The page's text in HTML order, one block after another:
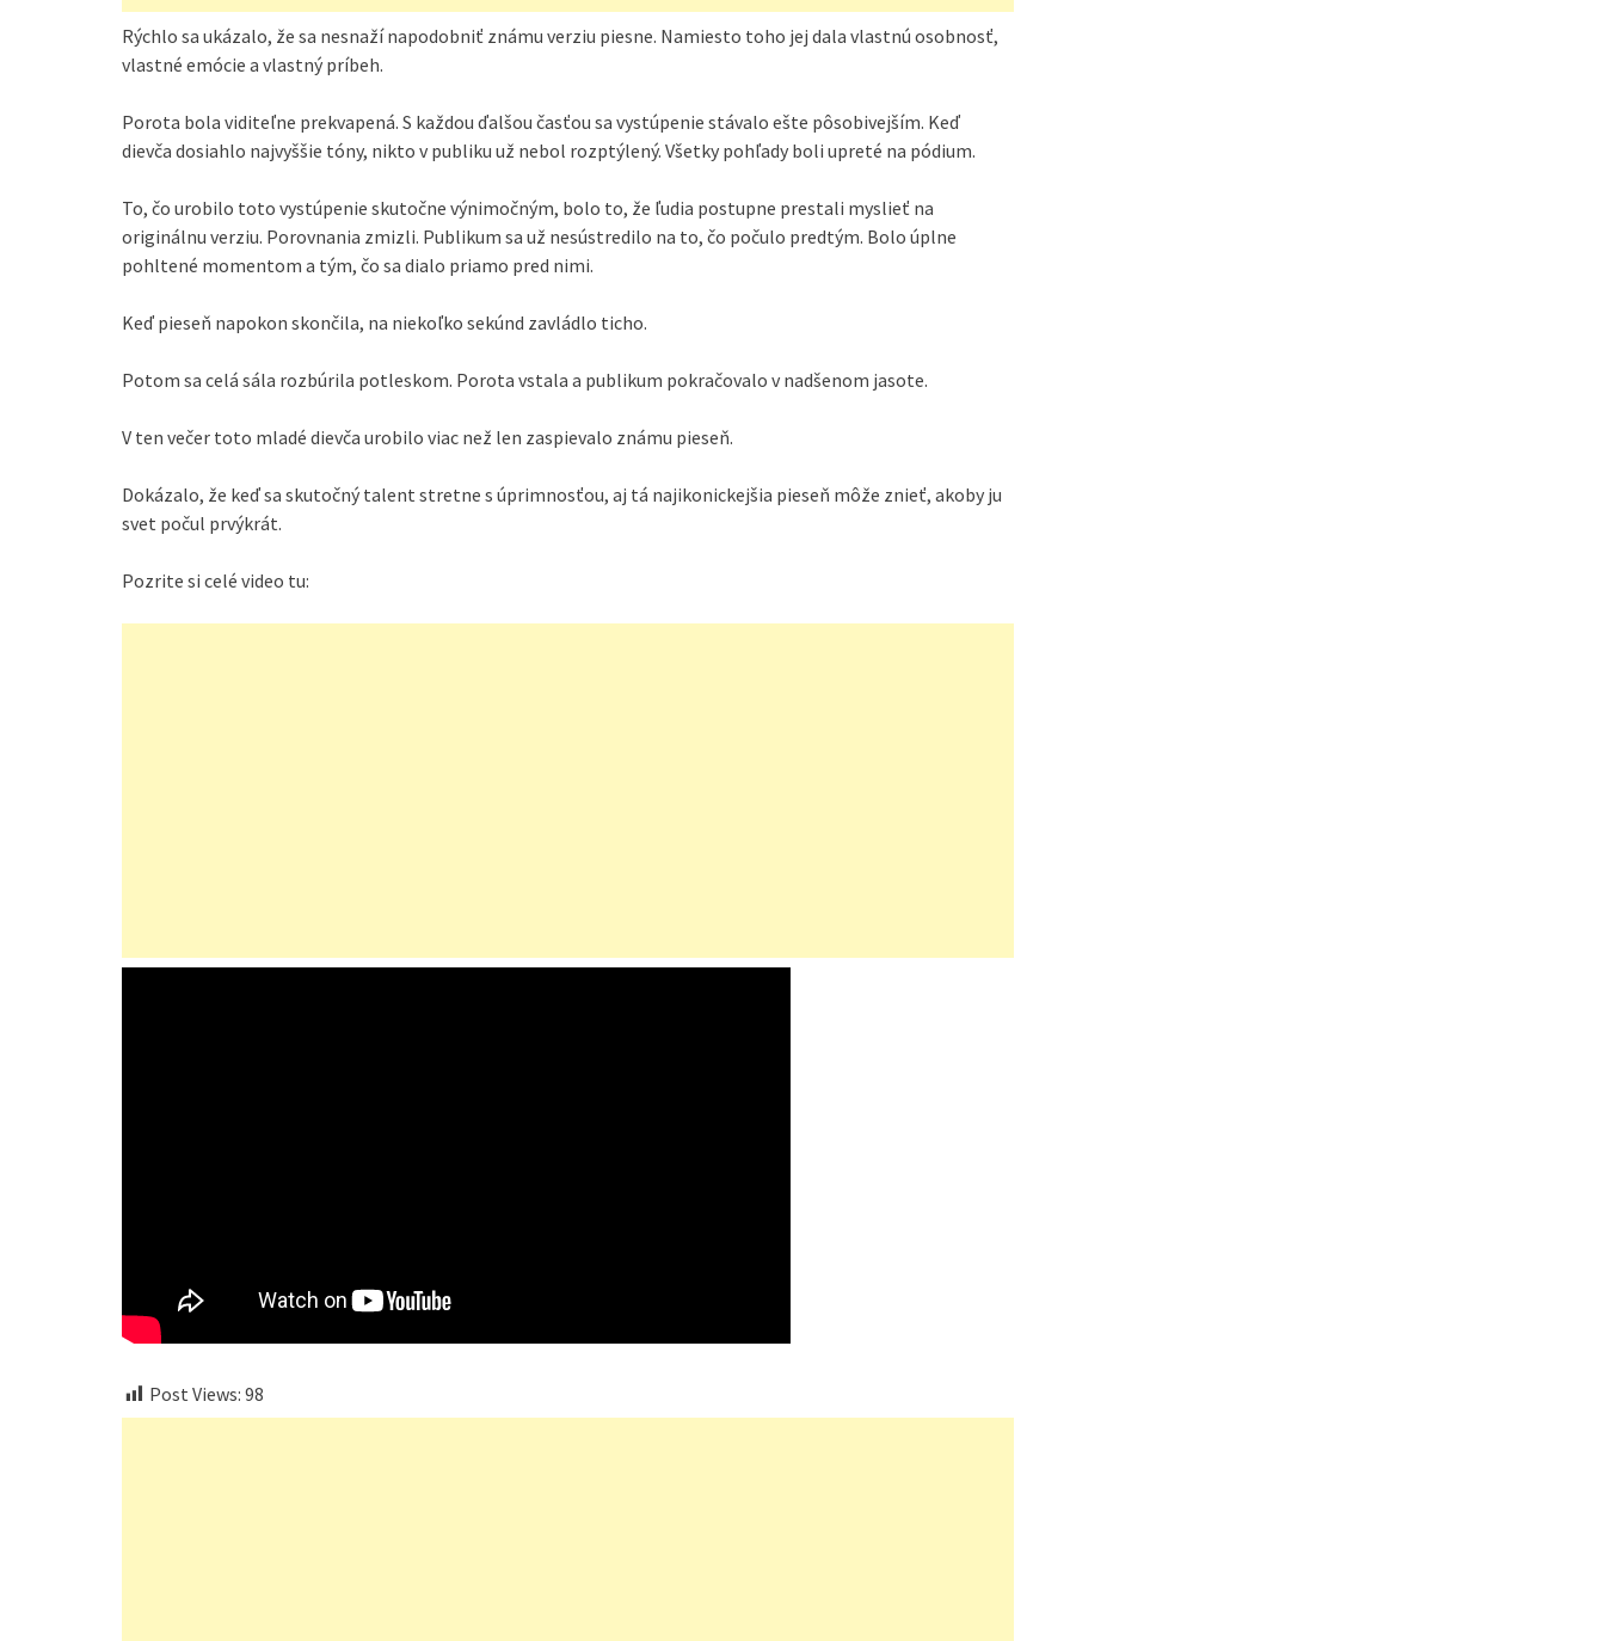
Rýchlo sa ukázalo, že sa nesnaží napodobniť známu verziu piesne. Namiesto toho jej dala vlastnú osobnosť,
vlastné emócie a vlastný príbeh.
Porota bola viditeľne prekvapená. S každou ďalšou časťou sa vystúpenie stávalo ešte pôsobivejším. Keď
dievča dosiahlo najvyššie tóny, nikto v publiku už nebol rozptýlený. Všetky pohľady boli upreté na pódium.
To, čo urobilo toto vystúpenie skutočne výnimočným, bolo to, že ľudia postupne prestali myslieť na
originálnu verziu. Porovnania zmizli. Publikum sa už nesústredilo na to, čo počulo predtým. Bolo úplne
pohltené momentom a tým, čo sa dialo priamo pred nimi.
Keď pieseň napokon skončila, na niekoľko sekúnd zavládlo ticho.
Potom sa celá sála rozbúrila potleskom. Porota vstala a publikum pokračovalo v nadšenom jasote.
V ten večer toto mladé dievča urobilo viac než len zaspievalo známu pieseň.
Dokázalo, že keď sa skutočný talent stretne s úprimnosťou, aj tá najikonickejšia pieseň môže znieť, akoby ju
svet počul prvýkrát.
Pozrite si celé video tu:
Post Views: 98